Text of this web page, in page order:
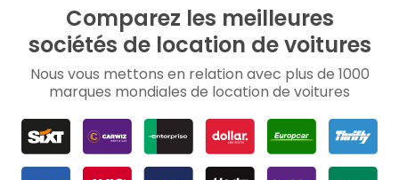
Comparez les meilleures
sociétés de location de voitures
Nous vous mettons en relation avec plus de 1000
marques mondiales de location de voitures